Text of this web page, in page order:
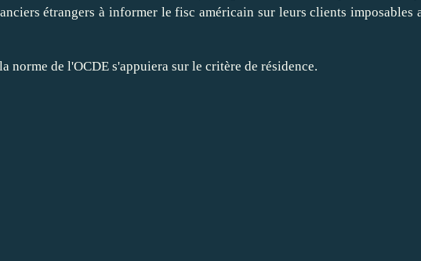
étrangers à informer le fisc américain sur leurs clients imposables
norme de l'OCDE s'appuiera sur le critère de résidence.